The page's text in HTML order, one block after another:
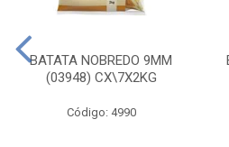
BATATA NOBREDO 9MM
(03948) CX\7X2KG
Código: 4990